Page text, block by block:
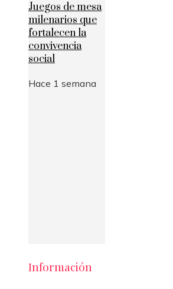
Juegos de mesa
milenarios que
fortalecen la
convivencia
social
Hace 1 semana
Información